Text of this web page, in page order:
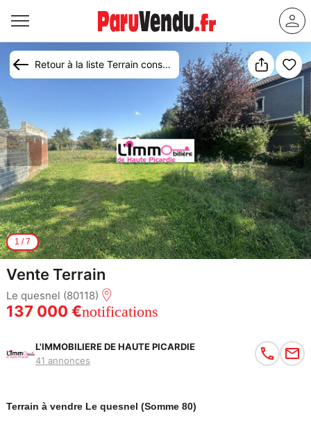
Retour à la liste Terrain constructible à vendre Le Quesnel
1 /7
Vente Terrain
Le quesnel (80118)
137 000 €notifications
L'IMMOBILIERE DE HAUTE PICARDIE
41 annonces
Terrain à vendre Le quesnel (Somme 80)